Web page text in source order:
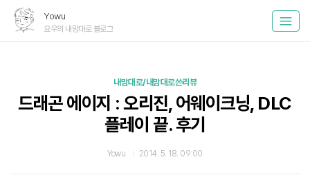
Yowu
요우의 내맘대로 블로그
내맘대로/내맘대로쓴리뷰
드래곤 에이지 : 오리진, 어웨이크닝, DLC
플레이 끝. 후기
Yowu 2014. 5. 18. 09:00